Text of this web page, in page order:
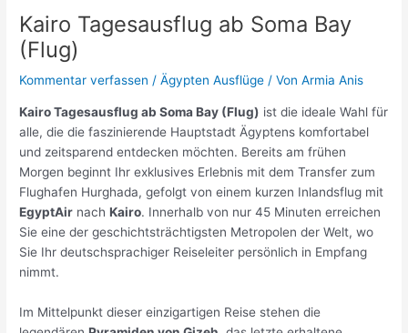
Kairo Tagesausflug ab Soma Bay
(Flug)
Kommentar verfassen /Ägypten Ausflüge / VonArmia Anis
Kairo Tagesausflug ab Soma Bay (Flug) ist die ideale Wahl für
alle, die die faszinierende Hauptstadt Ägyptens komfortabel
und zeitsparend entdecken möchten. Bereits am frühen
Morgen beginnt Ihr exklusives Erlebnis mit dem Transfer zum
Flughafen Hurghada, gefolgt von einem kurzen Inlandsflug mit
EgyptAir nachKairo. Innerhalb von nur 45 Minuten erreichen
Sie eine der geschichtsträchtigsten Metropolen der Welt, wo
Sie Ihr deutschsprachiger Reiseleiter persönlich in Empfang
nimmt.
Im Mittelpunkt dieser einzigartigen Reise stehen die